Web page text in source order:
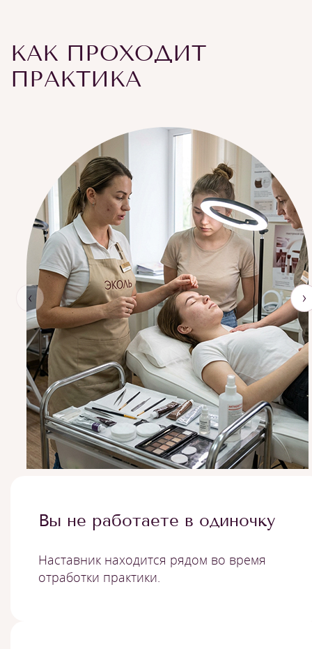
КАК ПРОХОДИТ
ПРАКТИКА
‹ ›
Вы не работаете в одиночку
Наставник находится рядом во время
отработки практики.